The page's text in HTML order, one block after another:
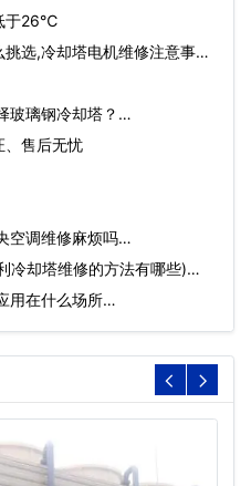
于26℃
选,冷却塔电机维修注意事
玻璃钢冷却塔？…
、售后无忧
空调维修麻烦吗…
冷却塔维修的方法有哪些)…
用在什么场所…